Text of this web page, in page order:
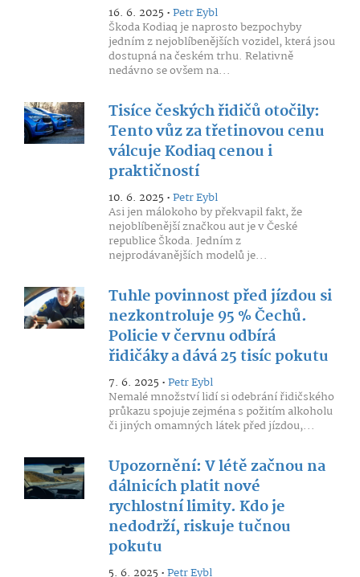
16. 6. 2025 •Petr Eybl
Škoda Kodiaq je naprosto bezpochyby
jedním z nejoblíbenějších vozidel, která jsou
dostupná na českém trhu. Relativně
nedávno se ovšem na...
Tisíce českých řidičů otočily:
Tento vůz za třetinovou cenu
válcuje Kodiaq cenou i
praktičností
10. 6. 2025 •Petr Eybl
Asi jen málokoho by překvapil fakt, že
nejoblíbenější značkou aut je v České
republice Škoda. Jedním z
nejprodávanějších modelů je...
Tuhle povinnost před jízdou si
nezkontroluje 95 % Čechů.
Policie v červnu odbírá
řidičáky a dává 25 tisíc pokutu
7. 6. 2025 •Petr Eybl
Nemalé množství lidí si odebrání řidičského
průkazu spojuje zejména s požitím alkoholu
či jiných omamných látek před jízdou,...
Upozornění: V létě začnou na
dálnicích platit nové
rychlostní limity. Kdo je
nedodrží, riskuje tučnou
pokutu
5. 6. 2025 •Petr Eybl